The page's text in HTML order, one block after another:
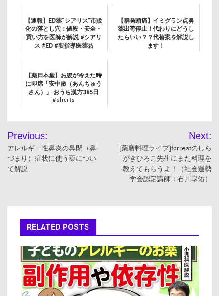
【速報】ED薬“シアリス”市販
化の落とし穴：値段・安全・
買い方を医師が解説 #シアリ
ス #ED #要指導医薬品
【群発頭痛】イミグラン点鼻
薬出荷停止！代わりにどうし
たらいい？？代替案を解説し
ます！
【薬日本堂】お腹が冷えた時
に即席「安中散（あんちゅう
さん）」 おうち漢方365日
#shorts
投
稿
ナ
ー
シ
ョ
ン
Previous:
アレルギー性鼻炎の鼻閉（鼻
づまり）症状に使う薬につい
て解説
Next:
[薬膳料理ライブ]forrestのしら
がきひろこ先生にまた料理を
教えてもらうよ！（社会運勢
学会認定講師：石川享佑）
RELATED POSTS